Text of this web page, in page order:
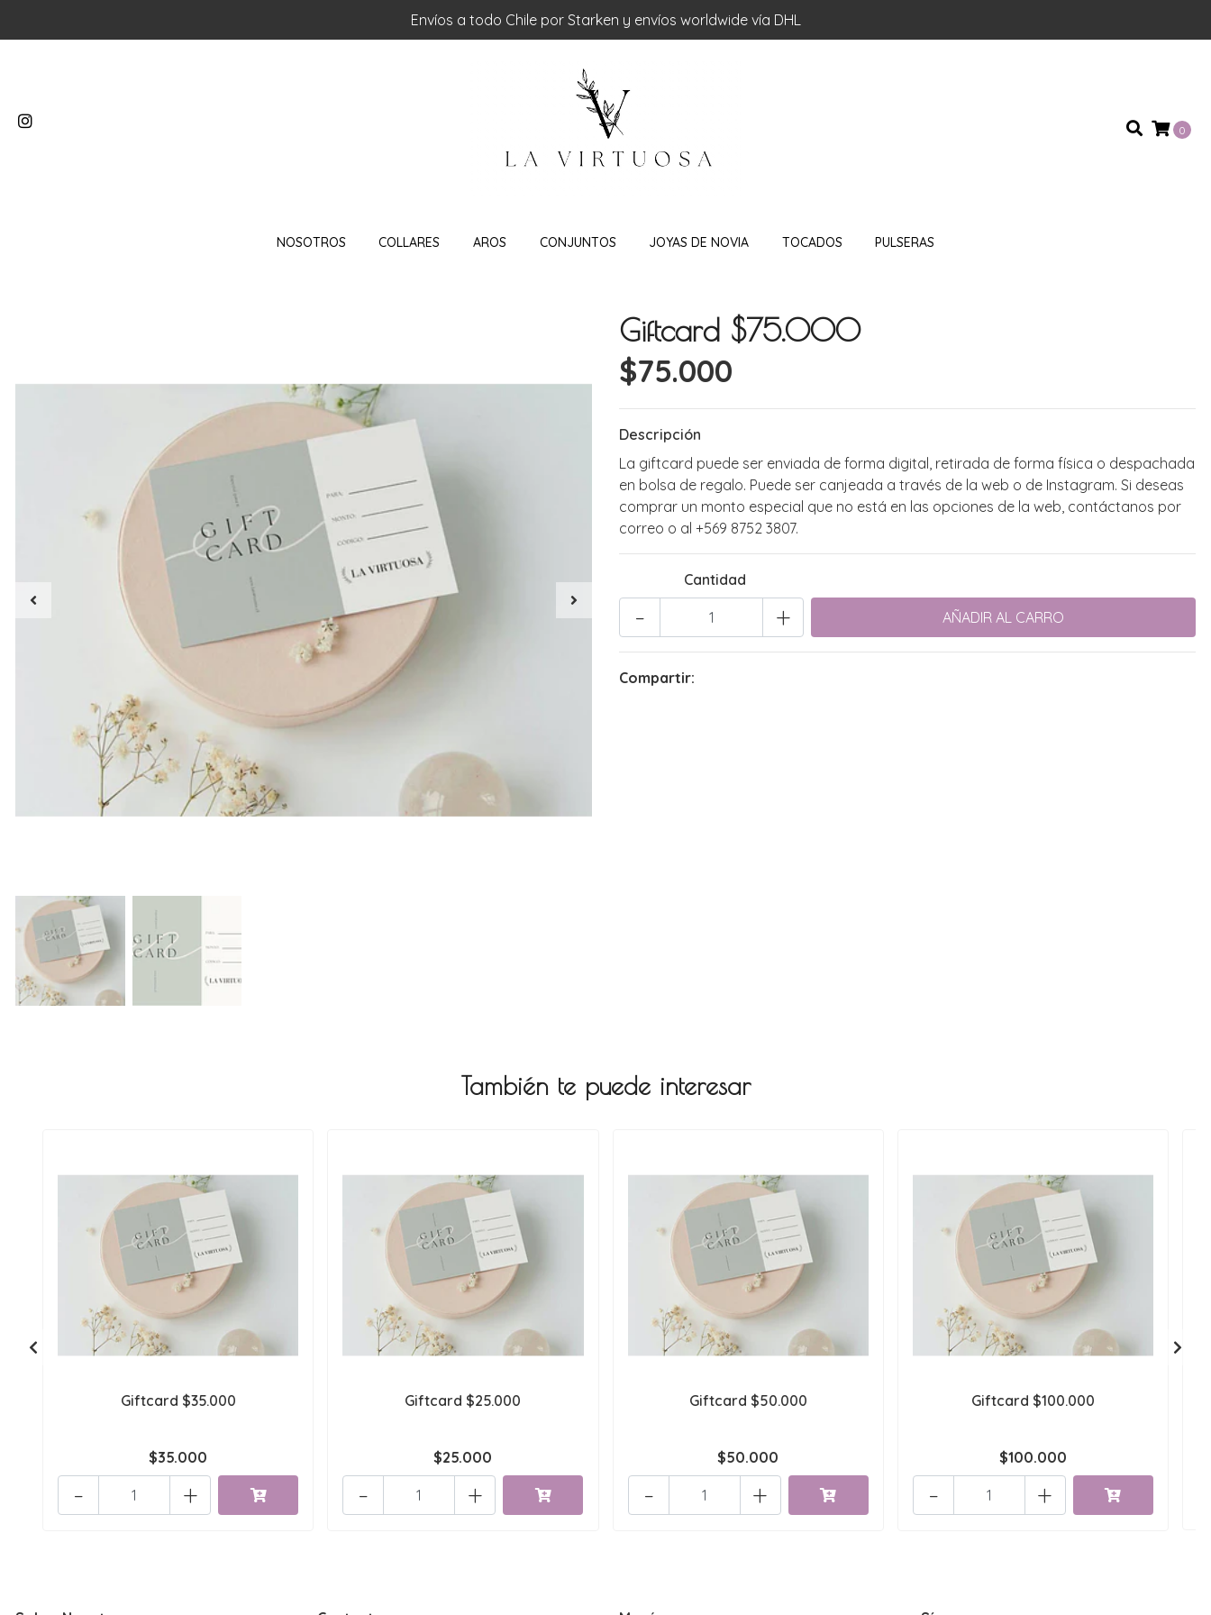
Envíos a todo Chile por Starken y envíos worldwide vía DHL
0
NOSOTROS COLLARES AROS CONJUNTOS JOYAS DE NOVIA TOCADOS PULSERAS
Giftcard $75.000
$75.000
Descripción
La giftcard puede ser enviada de forma digital, retirada de forma física o despachada
en bolsa de regalo. Puede ser canjeada a través de la web o de Instagram. Si deseas
comprar un monto especial que no está en las opciones de la web, contáctanos por
correo o al +569 8752 3807.
Cantidad
+
-
Compartir:
También te puede interesar
Giftcard $35.000
$35.000
+
-
Giftcard $25.000
$25.000
+
-
Giftcard $50.000
$50.000
+
-
Giftcard $100.000
$100.000
+
-